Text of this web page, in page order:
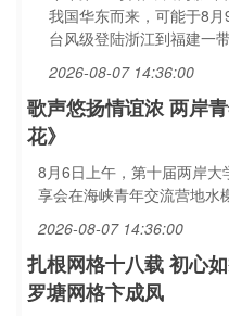
我国华东而来，可能于8
台风级登陆浙江到福建一
2026-08-07 14:36:00
歌声悠扬情谊浓 两岸
花》
8月6日上午，第十届两岸大
享会在海峡青年交流营地水
2026-08-07 14:36:00
扎根网格十八载 初心
罗塘网格卞成凤